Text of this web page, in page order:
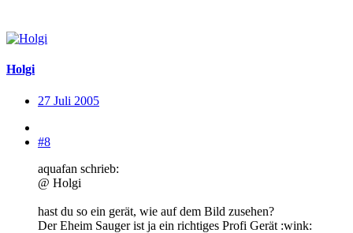
Holgi
27 Juli 2005
#8
aquafan schrieb:
@ Holgi
hast du so ein gerät, wie auf dem Bild zusehen?
Der Eheim Sauger ist ja ein richtiges Profi Gerät :wink: